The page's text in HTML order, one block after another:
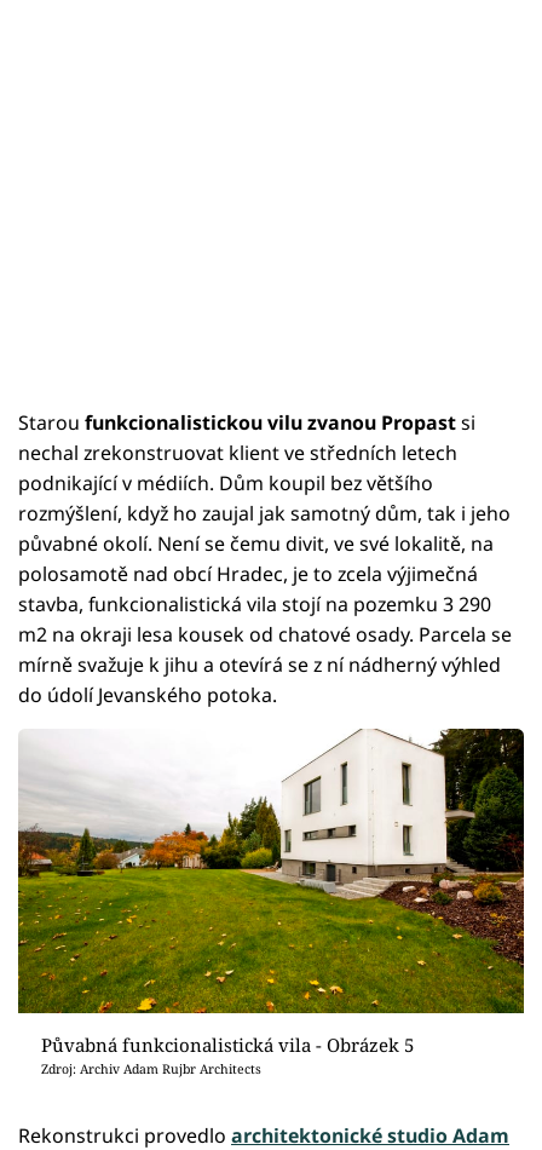
Starou funkcionalistickou vilu zvanou Propastsi
nechal zrekonstruovat klient ve středních letech
podnikající v médiích. Dům koupil bez většího
rozmýšlení, když ho zaujal jak samotný dům, tak i jeho
půvabné okolí. Není se čemu divit, ve své lokalitě, na
polosamotě nad obcí Hradec, je to zcela výjimečná
stavba, funkcionalistická vila stojí na pozemku 3 290
m2 na okraji lesa kousek od chatové osady. Parcela se
mírně svažuje k jihu a otevírá se z ní nádherný výhled
do údolí Jevanského potoka.
Půvabná funkcionalistická vila - Obrázek 5
Zdroj: Archiv Adam Rujbr Architects
Rekonstrukci provedlo architektonické studio Adam